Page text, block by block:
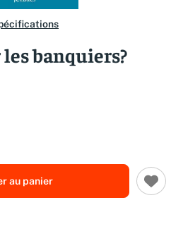
banquiers?
au panier